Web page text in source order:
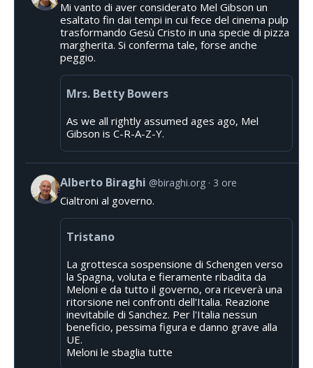
Mi vanto di aver considerato Mel Gibson un
esaltato fin dai tempi in cui fece del cinema pulp
trasformando Gesù Cristo in una specie di pizza
margherita. Si conferma tale, forse anche
peggio.
Mrs. Betty Bowers
As we all rightly assumed ages ago, Mel
Gibson is C-R-A-Z-Y.
Alberto Biraghi @biraghi.org 3 ore
Cialtroni al governo.
Tristano
La grottesca sospensione di Schengen verso
la Spagna, voluta e fieramente ribadita da
Meloni e da tutto il governo, ora riceverà una
ritorsione nei confronti dell'Italia. Reazione
inevitabile di Sanchez. Per l'Italia nessun
beneficio, pessima figura e danno grave alla
UE.
Meloni le sbaglia tutte